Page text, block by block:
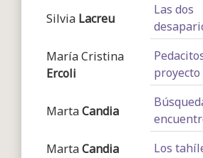
Silvia Lacreu
Las dos
María Cristina
Ercoli
proyecto
MartaCandia
MartaCandia
Los